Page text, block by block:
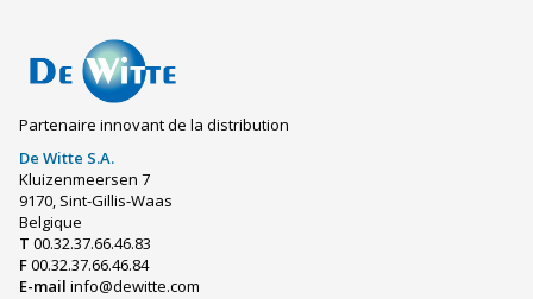
Partenaire innovant de la distribution
De Witte S.A.
Kluizenmeersen 7
9170, Sint-Gillis-Waas
Belgique
T 00.32.37.66.46.83
F00.32.37.66.46.84
E-mail info@dewitte.com